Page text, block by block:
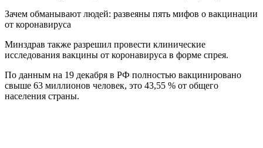
Зачем обманывают людей: развеяны пять мифов о вакцинации
от коронавируса
Минздрав также разрешил провести клинические
исследования вакцины от коронавируса в форме спрея.
По данным на 19 декабря в РФ полностью вакцини­ровано
свыше 63 миллионов человек, это 43,55 % от общего
населения страны.